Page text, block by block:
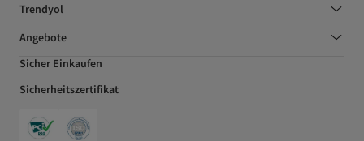
Trendyol
Angebote
Sicher Einkaufen
Sicherheitszertifikat